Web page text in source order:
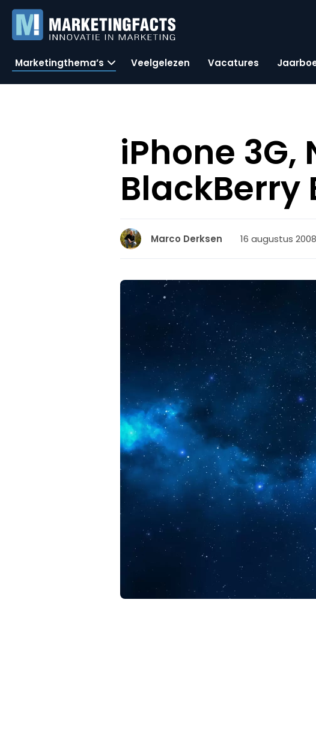
Marketingthema’s Veelgelezen Vacatures
iPhone 3G,
BlackBerry
Marco Derksen 16 augustus